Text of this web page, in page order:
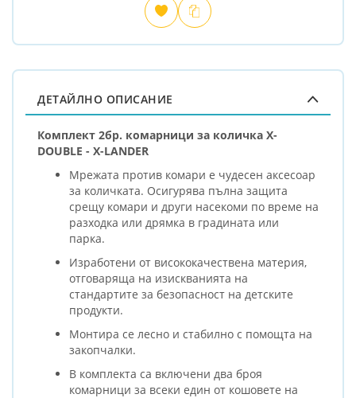
Добави
любими
Сравни
ДЕТАЙЛНО ОПИСАНИЕ
Комплект 2бр. комарници за количка X-
DOUBLE - X-LANDER
Мрежата против комари е чудесен аксесоар
за количката. Осигурява пълна защита
срещу комари и други насекоми по време на
разходка или дрямка в градината или
парка.
Изработени от висококачествена материя,
отговаряща на изискванията на
стандартите за безопасност на детските
продукти.
Монтира се лесно и стабилно с помощта на
закопчалки.
В комплекта са включени два броя
комарници за всеки един от кошовете на